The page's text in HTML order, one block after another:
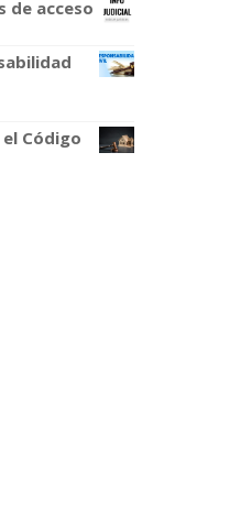
de acceso
el Código